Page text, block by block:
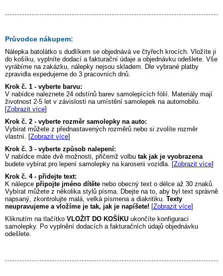
Průvodce nákupem:
Nálepka batolátko s dudlíkem se objednává ve čtyřech krocích. Vložíte ji
do košíku, vyplníte dodací a fakturační údaje a objednávku odešlete. Vše
vyrábíme na zakázku, nálepky nejsou skladem. Dle vybrané platby
zpravidla expedujeme do 3 pracovních dnů.
Krok č. 1 - vyberte barvu:
V nabídce naleznete 24 odstínů barev samolepících fólií. Materiály mají
životnost 2-5 let v závislosti na umístění samolepek na automobilu.
[Zobrazit více]
Krok č. 2 - vyberte rozměr samolepky na auto:
Vybírat můžete z přednastavených rozměrů nebo si zvolíte rozměr
vlastní. [Zobrazit více]
Krok č. 3 - vyberte způsob nalepení:
V nabídce máte dvě možnosti, přičemž volbu tak jak je vyobrazena
budete vybírat pro lepení samolepky na karoserii vozidla. [Zobrazit více]
Krok č. 4 - přidejte text:
K nálepce připojte jméno dítěte nebo obecný text o délce až 30 znaků.
Vybírat můžete z několika stylů písma. Dbejte na to, aby byl text správně
napsaný, zkontrolujte malá, velká písmena a diakritiku. Texty
neupravujeme a vložíme je tak, jak je napíšete! [Zobrazit více]
Kliknutím na tlačítko VLOŽIT DO KOŠÍKU ukončíte konfiguraci
samolepky. Po vyplnění dodacích a fakturačních údajů objednávku
odešlete.